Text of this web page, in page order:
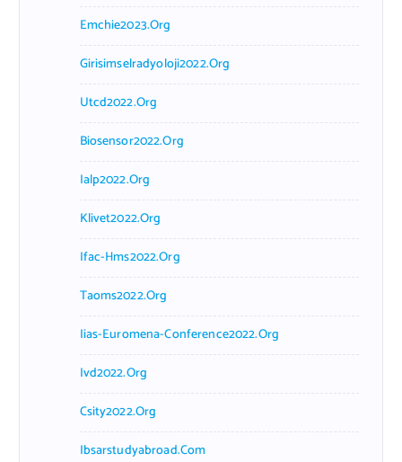
Emchie2023.org
Girisimselradyoloji2022.org
Utcd2022.org
Biosensor2022.org
Ialp2022.org
Klivet2022.org
Ifac-Hms2022.org
Taoms2022.org
Iias-Euromena-Conference2022.org
Ivd2022.org
Csity2022.org
Ibsarstudyabroad.com